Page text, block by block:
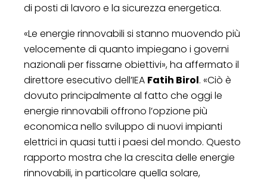
di posti di lavoro e la sicurezza energetica.
«Le energie rinnovabili si stanno muovendo più
velocemente di quanto impiegano i governi
nazionali per fissarne obiettivi», ha affermato il
direttore esecutivo dell’IEA Fatih Birol. «Ciò è
dovuto principalmente al fatto che oggi le
energie rinnovabili offrono l’opzione più
economica nello sviluppo di nuovi impianti
elettrici in quasi tutti i paesi del mondo. Questo
rapporto mostra che la crescita delle energie
rinnovabili, in particolare quella solare,